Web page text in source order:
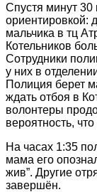
Спустя минут 30
ориентировкой:
мальчика в тц
Котельников
Сотрудники
у них в
Полиция берет
ждать отбоя в
волонтеры
вероятность,
На часах 1:35
мама его
жив”. Другие
завершён.